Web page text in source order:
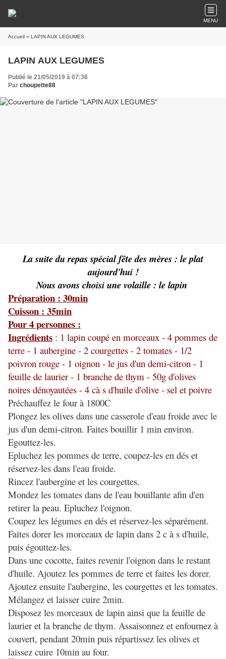
MENU
Accueil » LAPIN AUX LEGUMES
LAPIN AUX LEGUMES
Publié le 21/05/2019 à 07:36
Par choupette88
La suite du repas spécial fête des mères : le plat
aujourd'hui !
Nous avons choisi une volaille : le lapin
Préparation : 30min
Cuisson : 35min
Pour 4 personnes :
Ingrédients : 1 lapin coupé en morceaux - 4 pommes de
terre - 1 aubergine - 2 courgettes - 2 tomates - 1/2
poivron rouge - 1 oignon - le jus d'un demi-citron - 1
feuille de laurier - 1 branche de thym - 50g d'olives
noires dénoyautées - 4 cà s d'huile d'olive - sel et poivre
Préchauffez le four à 1800C
Plongez les olives dans une casserole d'eau froide avec le
jus d'un demi-citron. Faites bouillir 1 min environ.
Egouttez-les.
Epluchez les pommes de terre, coupez-les en dés et
réservez-les dans l'eau froide.
Rincez l'aubergine et les courgettes.
Mondez les tomates dans de l'eau bouillante afin d'en
retirer la peau. Epluchez l'oignon.
Coupez les légumes en dés et réservez-les séparément.
Faites dorer les morceaux de lapin dans 2 c à s d'huile,
puis égouttez-les.
Dans une cocotte, faites revenir l'oignon dans le restant
d'huile. Ajoutez les pommes de terre et faites les dorer.
Ajoutez ensuite l'aubergine, les courgettes et les tomates.
Mélangez et laisser cuire 2min.
Disposez les morceaux de lapin ainsi que la feuille de
laurier et la branche de thym. Assaisonnez et enfournez à
couvert, pendant 20min puis répartissez les olives et
laissez cuire 10min au four.